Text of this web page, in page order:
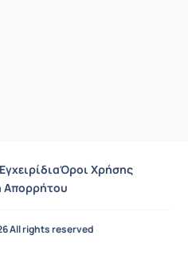
ΕγχειρίδιαΌροι Χρήσης
Απορρήτου
All rights reserved